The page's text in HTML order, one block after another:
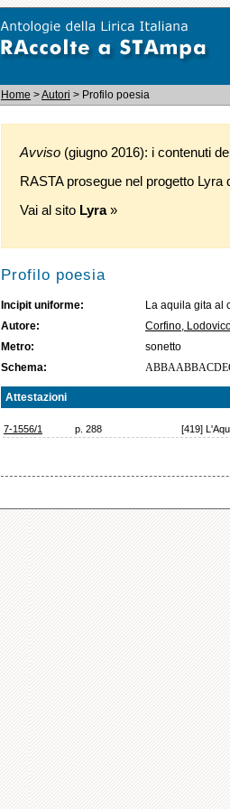
Home >Autori > Profilo poesia
Avviso (giugno 2016): i contenuti
RASTA prosegue nel progetto Lyra
Vai al sito Lyra»
Profilo poesia
Incipit uniforme:
La aquila gita al
Autore:
Corfino,
Metro:
sonetto
Schema:
Attestazioni
7-1556/1 p. 288 [419]